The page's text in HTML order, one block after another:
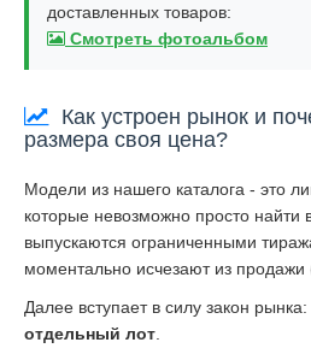
доставленных товаров:
Смотреть фотоальбом
Как устроен рынок и
размера своя цена?
Модели из нашего каталога - это
которые невозможно просто найти
выпускаются ограниченными
моментально исчезают из продажи
Далее вступает в силу закон рынка:
отдельный лот